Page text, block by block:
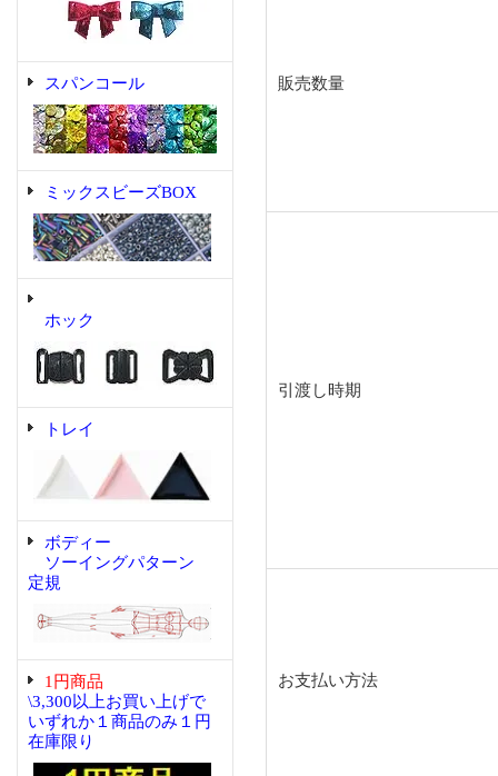
スパンコール
ミックスビーズBOX
ホック
トレイ
ボディー
ソーイングパターン
定規
1円商品
\3,300以上お買い上げで
いずれか１商品のみ１円
在庫限り
販売数量
引渡し時期
お支払い方法